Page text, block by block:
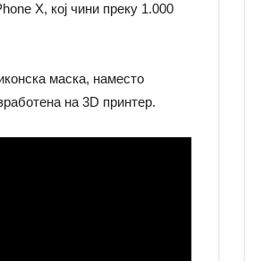
X, кој чини преку 1.000
маска, наместо
на 3D принтер.